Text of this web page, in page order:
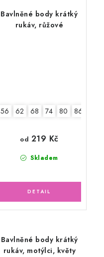
Bavlněné body krátký
rukáv, růžové
56 62 68 74 80 86
Skladem
od 219 Kč
Bavlněné body krátký
rukáv, motýlci, květy